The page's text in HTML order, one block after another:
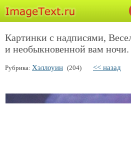
Картинки с надписями,
и необыкновенной вам
Рубрика: Хэллоуин (204) << назад